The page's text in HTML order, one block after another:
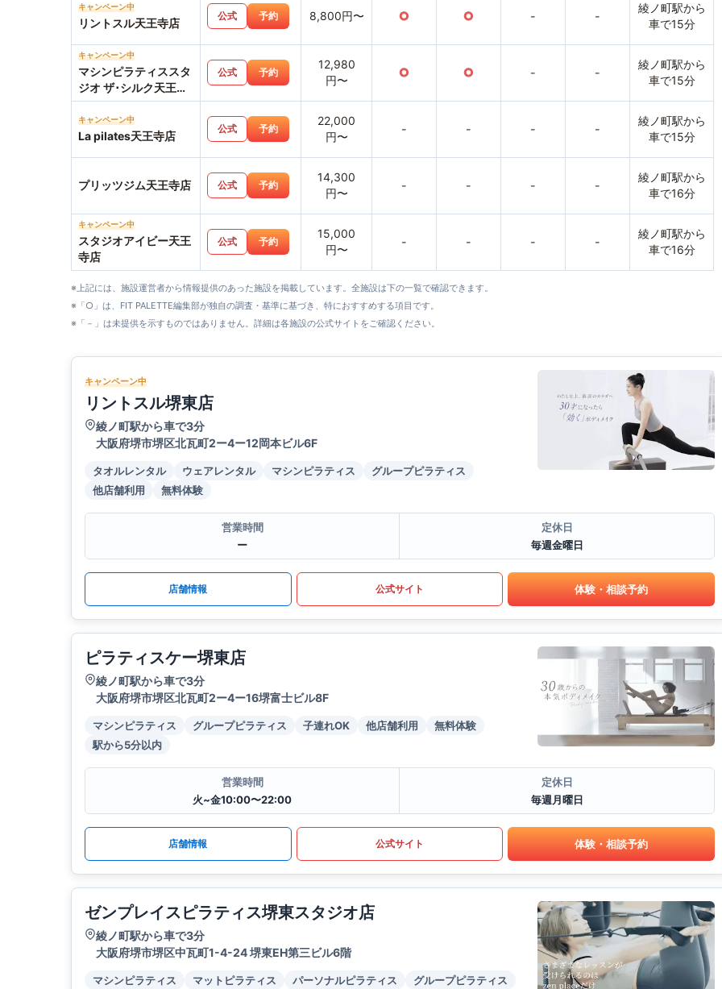
キャンペーン中
リントスル天王寺店
公式 予約 8,800円〜 ○ ○ - -
綾ノ町駅から
車で15分
キャンペーン中
マシンピラティススタ
ジオ ザ･シルク天王寺
MIO店
公式 予約
12,980
円〜
○ ○ - -
綾ノ町駅から
車で15分
キャンペーン中
La pilates天王寺店
公式 予約
22,000
円〜
- - - -
綾ノ町駅から
車で15分
プリッツジム天王寺店 公式 予約
14,300
円〜
- - - -
綾ノ町駅から
車で16分
キャンペーン中
スタジオアイビー天王
寺店
公式 予約
15,000
円〜
- - - -
綾ノ町駅から
車で16分
※上記には、施設運営者から情報提供のあった施設を掲載しています。全施設は下の一覧で確認できます。
※「○」は、FIT PALETTE編集部が独自の調査・基準に基づき、特におすすめする項目です。
※「－」は未提供を示すものではありません。詳細は各施設の公式サイトをご確認ください。
キャンペーン中
リントスル堺東店
綾ノ町駅から車で3分
大阪府堺市堺区北瓦町2ー4ー12岡本ビル6F
タオルレンタル ウェアレンタル マシンピラティス
グループピラティス
他店舗利用
無料体験
営業時間
ー
定休日
毎週金曜日
店舗情報 公式サイト 体験・相談予約
ピラティスケー堺東店
綾ノ町駅から車で3分
大阪府堺市堺区北瓦町2ー4ー16堺富士ビル8F
マシンピラティス グループピラティス 子連れOK 他店舗利用
無料体験
駅から5分以内
営業時間
火~金10:00〜22:00
定休日
毎週月曜日
店舗情報 公式サイト 体験・相談予約
ゼンプレイスピラティス堺東スタジオ店
綾ノ町駅から車で3分
大阪府堺市堺区中瓦町1-4-24 堺東EH第三ビル6階
マシンピラティス マットピラティス パーソナルピラティス グループピラティス